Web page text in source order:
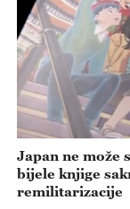
Japan ne može
bijele knjige
remilitarizacije